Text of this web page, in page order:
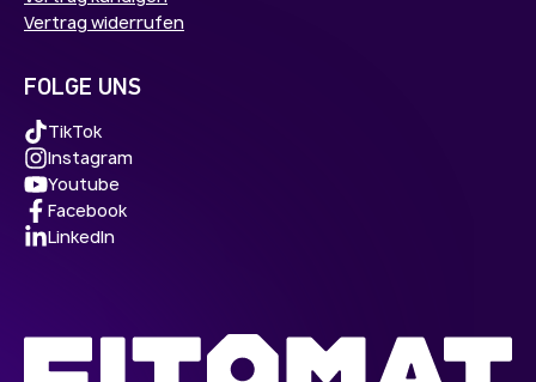
Vertrag widerrufen
FOLGE UNS
TikTok
Instagram
Youtube
Facebook
LinkedIn